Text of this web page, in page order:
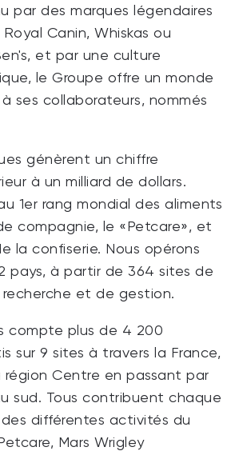
par des marques légendaires
Canin, Whiskas ou
et par une culture
le Groupe offre un monde
ses collaborateurs, nommés
génèrent un chiffre
à un milliard de dollars.
1er rang mondial des aliments
compagnie, le «Petcare», et
la confiserie. Nous opérons
pays, à partir de 364 sites de
et de gestion.
compte plus de 4 200
sur 9 sites à travers la France,
région Centre en passant par
sud. Tous contribuent chaque
différentes activités du
Mars Wrigley